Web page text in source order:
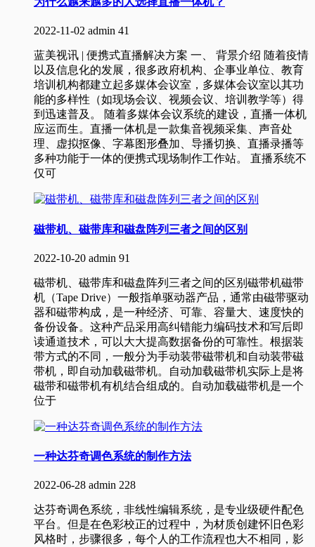
2022-11-02 admin 41
蓝美视讯 | 便携式直播解决方案 一、 背景介绍 随着疫情
以及信息化的发展，很多政府机构、企事业单位、教育
培训机构都建立起多媒体会议室，多媒体会议室以其功
能的多样性（如现场会议、视频会议、培训教学等）得
到迅速普及。 随着多媒体会议系统的建设，直播一体机
应运而生。直播一体机是一款集音视频采集、声音处
理、虚拟抠像、字幕图形叠加、导播切换、直播录播等
多种功能于一体的便携式现场制作工作站。 直播系统不
仅可
磁带机、磁带库和磁盘阵列三者之间的区别
2022-10-20 admin 91
磁带机、磁带库和磁盘阵列三者之间的区别磁带机磁带
机（Tape Drive）一般指单驱动器产品，通常由磁带驱动
器和磁带构成，是一种经济、可靠、容量大、速度快的
备份设备。这种产品采用高纠错能力编码技术和写后即
读通道技术，可以大大提高数据备份的可靠性。根据装
带方式的不同，一般分为手动装带磁带机和自动装带磁
带机，即自动加载磁带机。自动加载磁带机实际上是将
磁带和磁带机有机结合组成的。自动加载磁带机是一个
位于
一种达芬奇调色系统的制作方法
2022-06-28 admin 228
达芬奇调色系统，非线性编辑系统，是专业级硬件配色
平台。但是在色彩校正的过程中，为材质创建怀旧色彩
风格时，步骤很多，每个人的工作流程也大不相同，影